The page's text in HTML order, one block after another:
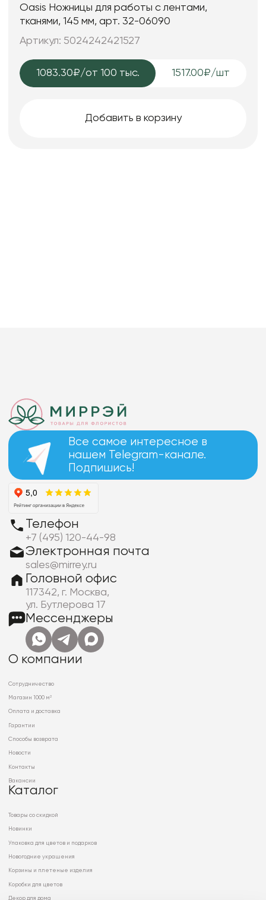
Oasis Ножницы для работы с лентами,
тканями, 145 мм, арт. 32-06090
Артикул: 5024242421527
1083.30₽/от 100 тыс. 1517.00₽/шт
Добавить в корзину
Все самое интересное в
нашем Telegram-канале.
Подпишись!
Телефон
+7 (495) 120-44-98
Электронная почта
sales@mirrey.ru
Головной офис
117342, г. Москва,
ул. Бутлерова 17
Мессенджеры
О компании
Сотрудничество
Магазин 1000 м²
Оплата и доставка
Гарантии
Способы возврата
Новости
Контакты
Вакансии
Каталог
Товары со скидкой
Новинки
Упаковка для цветов и подарков
Новогодние украшения
Корзины и плетеные изделия
Коробки для цветов
Декор для дома